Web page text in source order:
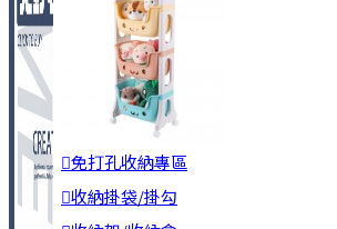
居家安全
居家清潔
查看更多
餐飲廚具
免打孔收納專區
收納掛袋/掛勾